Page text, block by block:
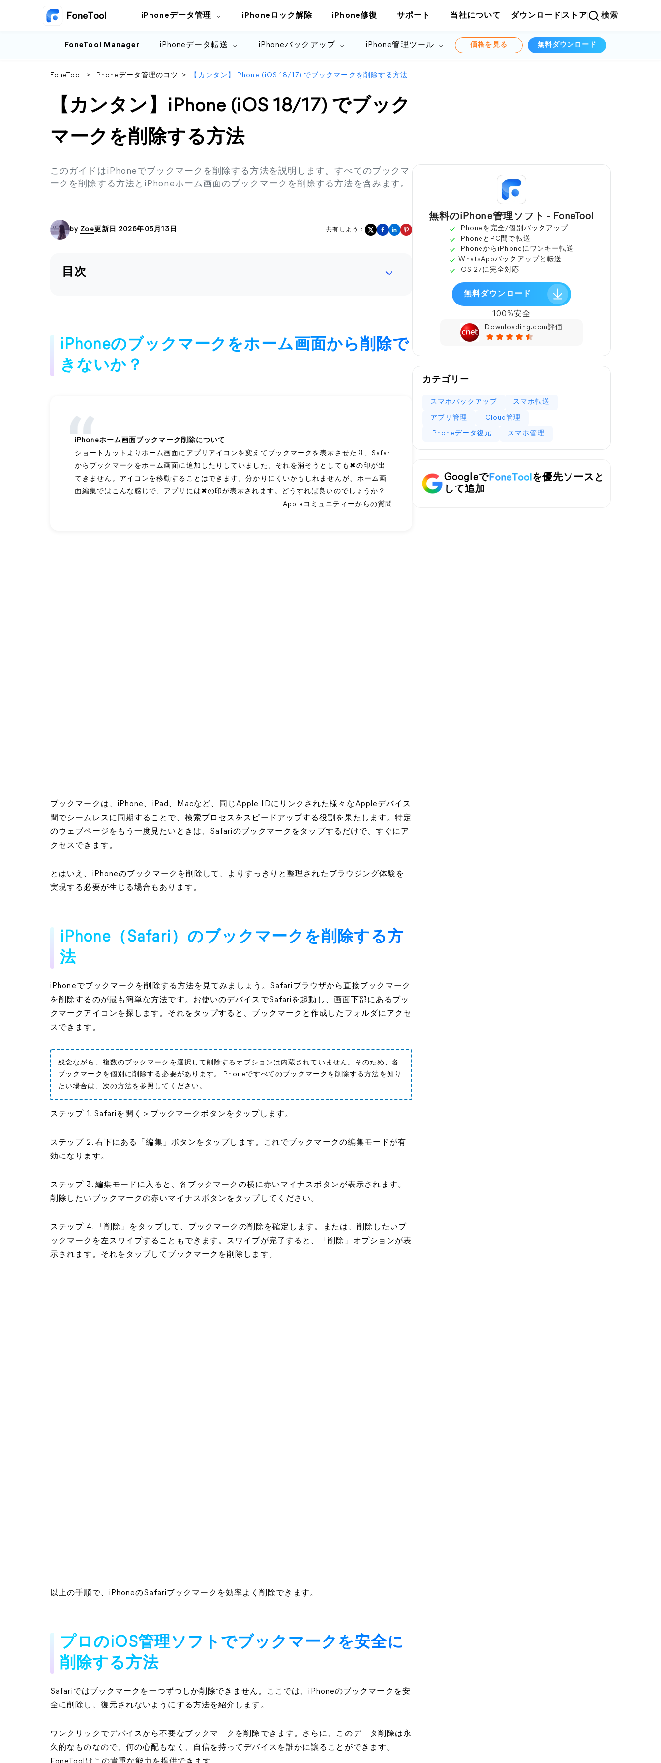
iPhoneデータ管理 iPhoneロック解除 iPhone修復 サポート 当社について ダウンロード ストア 検索
FoneTool Manager iPhoneデータ転送 iPhoneバックアップ iPhone管理ツール 価格を見る 無料ダウンロード
FoneTool > iPhoneデータ管理のコツ > 【カンタン】iPhone (iOS 18/17) でブックマークを削除する方法
【カンタン】iPhone (iOS 18/17) でブック
マークを削除する方法
このガイドはiPhoneでブックマークを削除する方法を説明します。すべてのブックマ
ークを削除する方法とiPhoneホーム画面のブックマークを削除する方法を含みます。
by Zoe更新日 2026年05月13日 共有しよう：
目次
iPhoneのブックマークをホーム画面から削除で
きないか？
iPhoneホーム画面ブックマーク削除について
ショートカットよりホーム画面にアプリアイコンを変えてブックマークを表示させたり、Safari
からブックマークをホーム画面に追加したりしていました。それを消そうとしても✖︎の印が出
てきません。アイコンを移動することはできます。分かりにくいかもしれませんが、ホーム画
面編集ではこんな感じで、アプリには✖︎の印が表示されます。どうすれば良いのでしょうか？
- Appleコミュニティーからの質問
ブックマークは、iPhone、iPad、Macなど、同じApple IDにリンクされた様々なAppleデバイス
間でシームレスに同期することで、検索プロセスをスピードアップする役割を果たします。特定
のウェブページをもう一度見たいときは、Safariのブックマークをタップするだけで、すぐにア
クセスできます。
とはいえ、iPhoneのブックマークを削除して、よりすっきりと整理されたブラウジング体験を
実現する必要が生じる場合もあります。
iPhone（Safari）のブックマークを削除する方
法
iPhoneでブックマークを削除する方法を見てみましょう。Safariブラウザから直接ブックマーク
を削除するのが最も簡単な方法です。お使いのデバイスでSafariを起動し、画面下部にあるブッ
クマークアイコンを探します。それをタップすると、ブックマークと作成したフォルダにアクセ
スできます。
残念ながら、複数のブックマークを選択して削除するオプションは内蔵されていません。そのため、各
ブックマークを個別に削除する必要があります。iPhoneですべてのブックマークを削除する方法を知り
たい場合は、次の方法を参照してください。
ステップ 1. Safariを開く＞ブックマークボタンをタップします。
ステップ 2. 右下にある「編集」ボタンをタップします。これでブックマークの編集モードが有
効になります。
ステップ 3. 編集モードに入ると、各ブックマークの横に赤いマイナスボタンが表示されます。
削除したいブックマークの赤いマイナスボタンをタップしてください。
ステップ 4. 「削除」をタップして、ブックマークの削除を確定します。または、削除したいブ
ックマークを左スワイプすることもできます。スワイプが完了すると、「削除」オプションが表
示されます。それをタップしてブックマークを削除します。
以上の手順で、iPhoneのSafariブックマークを効率よく削除できます。
プロのiOS管理ソフトでブックマークを安全に
削除する方法
Safariではブックマークを一つずつしか削除できません。ここでは、iPhoneのブックマークを安
全に削除し、復元されないようにする方法を紹介します。
ワンクリックでデバイスから不要なブックマークを削除できます。さらに、このデータ削除は永
久的なものなので、何の心配もなく、自信を持ってデバイスを誰かに譲ることができます。
無料のiPhone管理ソフト - FoneTool
iPhoneを完全/個別バックアップ
iPhoneとPC間で転送
iPhoneからiPhoneにワンキー転送
WhatsAppバックアップと転送
iOS 27に完全対応
無料ダウンロード
100%安全
Downloading.com評価
カテゴリー
スマホバックアップ スマホ転送
アプリ管理 iCloud管理
iPhoneデータ復元 スマホ管理
Googleで
を優先ソースと
して追加